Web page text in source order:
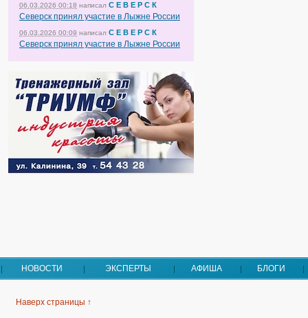
06.03.2026 00:18 написал С Е В Е Р С К
Северск принял участие в Лыжне России
06.03.2026 00:09 написал С Е В Е Р С К
Северск принял участие в Лыжне России
НОВОСТИ ЭКСПЕРТЫ АФИША БЛОГИ
Наверх страницы ↑